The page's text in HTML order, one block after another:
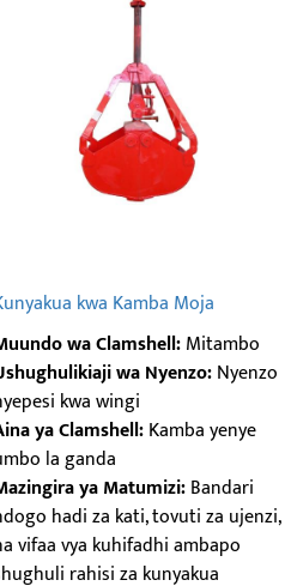
kwa Kamba Moja
wa Clamshell:Mitambo
wa Nyenzo:Nyenzo
kwa wingi
ya Clamshell:Kamba yenye
la ganda
ya Matumizi:Bandari
hadi za kati, tovuti za ujenzi,
vifaa vya kuhifadhi ambapo
rahisi za kunyakua